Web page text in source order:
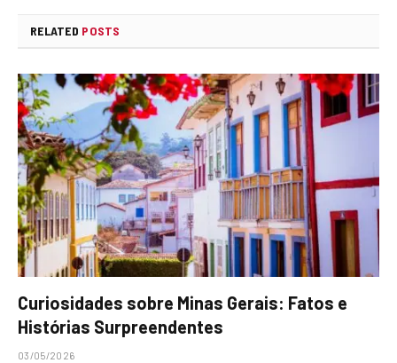
RELATED POSTS
Curiosidades sobre Minas Gerais: Fatos e
Histórias Surpreendentes
03/05/2026